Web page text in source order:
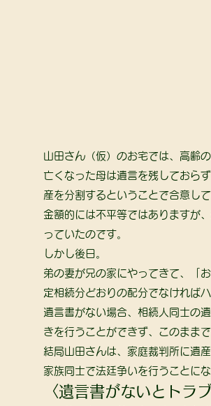
山田さん（仮）のお宅では、高齢
亡くなった母は遺言を残しておら
産を分割するということで合意し
金額的には不平等ではありますが
っていたのです。
しかし後日。
弟の妻が兄の家にやってきて、「
定相続分どおりの配分でなければ
遺言書がない場合、相続人同士の
きを行うことができず、このまま
結局山田さんは、家庭裁判所に遺
家族同士で法廷争いを行うことに
〈遺言書がないとトラ